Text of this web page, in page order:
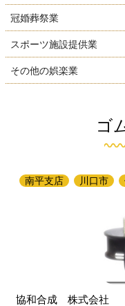
冠婚葬祭業
スポーツ施設提供業
その他の娯楽業
ゴ
南平支店 川口市
協和合成 株式会社